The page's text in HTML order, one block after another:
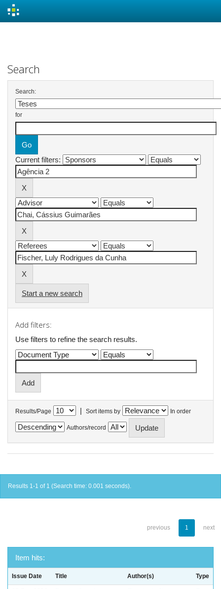
Search
Search:
for
Current filters:
Start a new search
Add filters:
Use filters to refine the search results.
Results/Page | Sort items by In order
Authors/record
Results 1-1 of 1 (Search time: 0.001 seconds).
previous 1 next
Item hits:
Issue Date Title Author(s) Type